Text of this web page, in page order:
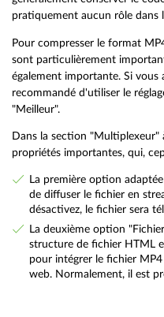
pratiquement aucun rôle dans
Pour compresser le format
sont particulièrement
également importante. Si vous
recommandé d'utiliser le
"Meilleur".
Dans la section "Multiplexeur"
propriétés importantes, qui,
La première option
de diffuser le fichier en
désactivez, le fichier sera
La deuxième option
structure de fichier HTML
pour intégrer le fichier
web. Normalement, il est